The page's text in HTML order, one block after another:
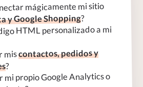
mágicamente mi sitio
y Google Shopping?
HTML personalizado a mi
miscontactos, pedidos y
?
mi propio Google Analytics o